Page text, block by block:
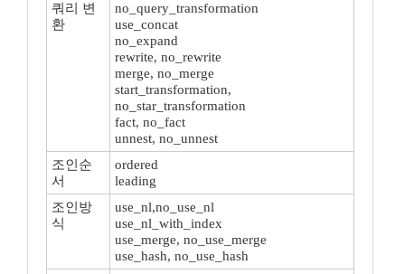
쿼리 변
환
no_query_transformation
use_concat
no_expand
rewrite, no_rewrite
merge, no_merge
start_transformation,
no_star_transformation
fact, no_fact
unnest, no_unnest
조인순
서
ordered
leading
조인방
식
use_nl,no_use_nl
use_nl_with_index
use_merge, no_use_merge
use_hash, no_use_hash